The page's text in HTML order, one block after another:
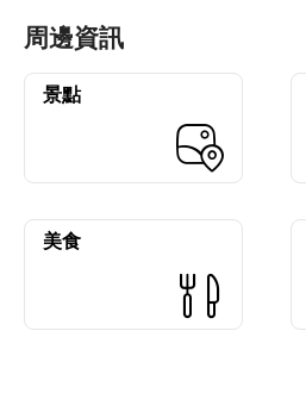
周邊資訊
景點
美食